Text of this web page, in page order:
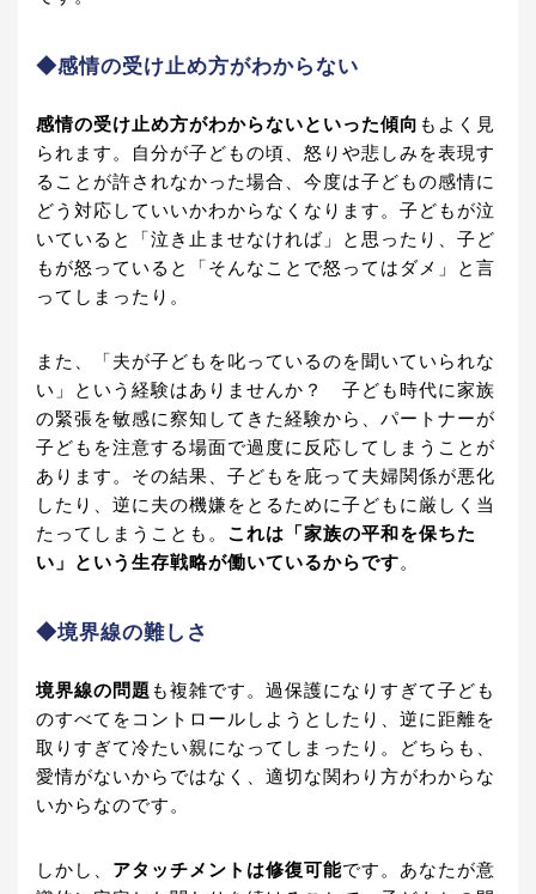
◆感情の受け止め方がわからない
感情の受け止め方がわからないといった傾向 もよく見
られます。自分が子どもの頃、怒りや悲しみを表現す
ることが許されなかった場合、今度は子どもの感情に
どう対応していいかわからなくなります。子どもが泣
いていると「泣き止ませなければ」と思ったり、子ど
もが怒っていると「そんなことで怒ってはダメ」と言
ってしまったり。
また、「夫が子どもを叱っているのを聞いていられな
い」という経験はありませんか？ 子ども時代に家族
の緊張を敏感に察知してきた経験から、パートナーが
子どもを注意する場面で過度に反応してしまうことが
あります。その結果、子どもを庇って夫婦関係が悪化
したり、逆に夫の機嫌をとるために子どもに厳しく当
たってしまうことも。 これは「家族の平和を保ちた
い」という生存戦略が働いているからです。
◆境界線の難しさ
境界線の問題 も複雑です。過保護になりすぎて子ども
のすべてをコントロールしようとしたり、逆に距離を
取りすぎて冷たい親になってしまったり。どちらも、
愛情がないからではなく、適切な関わり方がわからな
いからなのです。
しかし、 アタッチメントは修復可能です。あなたが意